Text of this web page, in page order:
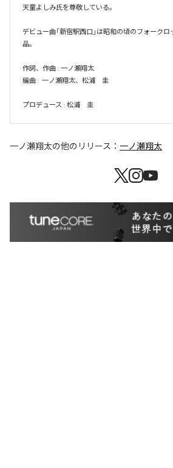
天童よしみ氏を尊敬している。
デビュー曲「新宿駅西口」は昭和の頃のフォーク
品。
作詞、作曲 : 一ノ瀬翔太
編曲 :  一ノ瀬翔太、松浦　圭
プロデュース : 松浦　圭
一ノ瀬翔太の他のリリース： 一ノ瀬翔太